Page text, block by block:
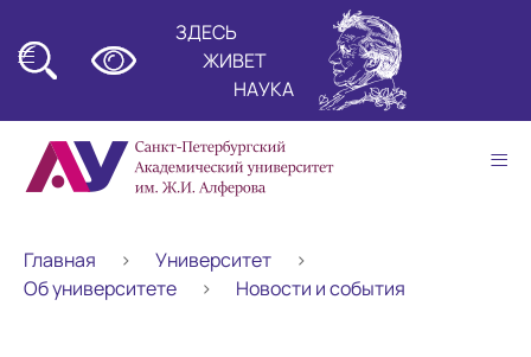
ЗДЕСЬ
ЖИВЕТ
НАУКА
Главная
Университет
Об университете
Новости и события
≡
≡